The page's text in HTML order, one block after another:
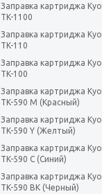
Заправка картриджа
TK-1100
Заправка картриджа
TK-110
Заправка картриджа
TK-100
Заправка картриджа
TK-590 M (Красный)
Заправка картриджа
TK-590 Y (Желтый)
Заправка картриджа
TK-590 C (Синий)
Заправка картриджа
TK-590 BK (Черный)